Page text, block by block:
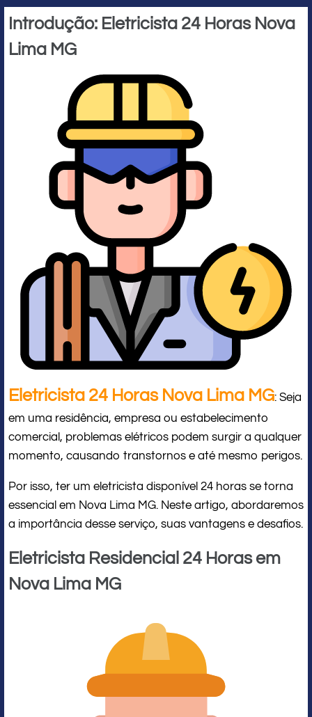
Introdução: Eletricista 24 Horas Nova
Lima MG
Eletricista 24 Horas Nova Lima MG: Seja
em uma residência, empresa ou estabelecimento
comercial, problemas elétricos podem surgir a qualquer
momento, causando transtornos e até mesmo perigos.
Por isso, ter um eletricista disponível 24 horas se torna
essencial em Nova Lima MG. Neste artigo, abordaremos
a importância desse serviço, suas vantagens e desafios.
Eletricista Residencial 24 Horas em
Nova Lima MG